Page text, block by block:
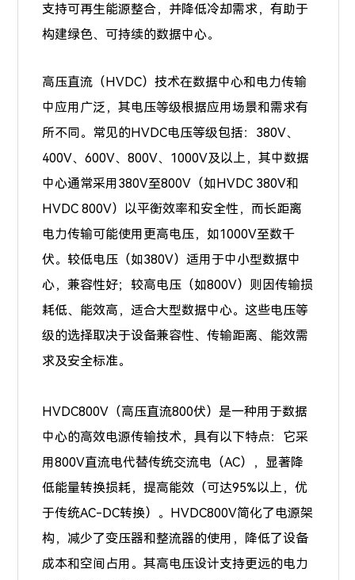
支持可再生能源整合，并降低冷却需求，有助于
构建绿色、可持续的数据中心。
高压直流（HVDC）技术在数据中心和电力传输
中应用广泛，其电压等级根据应用场景和需求有
所不同。常见的HVDC电压等级包括：380V、
400V、600V、800V、1000V及以上，其中数据
中心通常采用380V至800V（如HVDC 380V和
HVDC 800V）以平衡效率和安全性，而长距离
电力传输可能使用更高电压，如1000V至数千
伏。较低电压（如380V）适用于中小型数据中
心，兼容性好；较高电压（如800V）则因传输损
耗低、能效高，适合大型数据中心。这些电压等
级的选择取决于设备兼容性、传输距离、能效需
求及安全标准。
HVDC800V（高压直流800伏）是一种用于数据
中心的高效电源传输技术，具有以下特点：它采
用800V直流电代替传统交流电（AC），显著降
低能量转换损耗，提高能效（可达95%以上，优
于传统AC-DC转换）。HVDC800V简化了电源架
构，减少了变压器和整流器的使用，降低了设备
成本和空间占用。其高电压设计支持更远的电力